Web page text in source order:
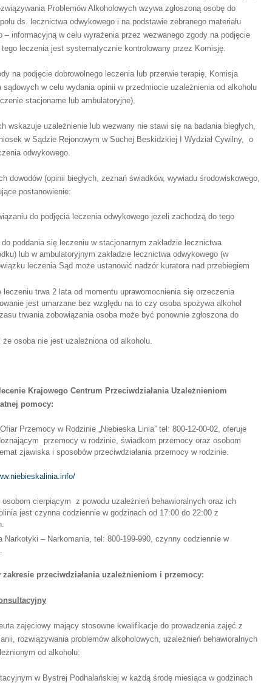
Problemów Alkoholowych wzywa zgłoszoną osobę do
ds. lecznictwa odwykowego i na podstawie zebranego materiału
– informacyjną w celu wyrażenia przez wezwanego zgody na podjęcie
leczenia jest systematycznie kontrolowany przez Komisję.
na podjęcie dobrowolnego leczenia lub przerwie terapię, Komisja
sądowych w celu wydania opinii w przedmiocie uzależnienia od alkoholu
stacjonarne lub ambulatoryjne).
wskazuje uzależnienie lub wezwany nie stawi się na badania biegłych,
w Sądzie Rejonowym w Suchej Beskidzkiej I Wydział Cywilny, o
odwykowego.
dowodów (opinii biegłych, zeznań świadków, wywiadu środowiskowego,
postanowienie:
do podjęcia leczenia odwykowego jeżeli zachodzą do tego
poddania się leczeniu w stacjonarnym zakładzie lecznictwa
lub w ambulatoryjnym zakładzie lecznictwa odwykowego (w
leczenia Sąd może ustanowić nadzór kuratora nad przebiegiem
leczeniu trwa 2 lata od momentu uprawomocnienia się orzeczenia
jest umarzane bez względu na to czy osoba spożywa alkohol
trwania zobowiązania osoba może być ponownie zgłoszona do
osoba nie jest uzależniona od alkoholu.
Krajowego Centrum Przeciwdziałania Uzależnieniom
pomocy:
Przemocy w Rodzinie „Niebieska Linia” tel: 800-12-00-02, oferuje
przemocy w rodzinie, świadkom przemocy oraz osobom
zjawiska i sposobów przeciwdziałania przemocy w rodzinie.
cierpiącym z powodu uzależnień behawioralnych oraz ich
jest czynna codziennie w godzinach od 17:00 do 22:00 z
Narkotyki – Narkomania, tel: 800-199-990, czynny codziennie w
przeciwdziałania uzależnieniom i przemocy:
zajęciowy mający stosowne kwalifikacje do prowadzenia zajęć z
rozwiązywania problemów alkoholowych, uzależnień behawioralnych
od alkoholu:
w Bystrej Podhalańskiej w każdą środę miesiąca w godzinach